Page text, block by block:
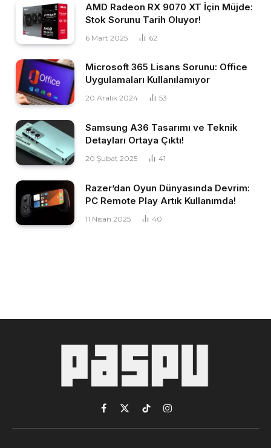
AMD Radeon RX 9070 XT İçin Müjde:
Stok Sorunu Tarih Oluyor!
6 Mart 2025 62
Microsoft 365 Lisans Sorunu: Office
Uygulamaları Kullanılamıyor
20 Aralık 2024 53
Samsung A36 Tasarımı ve Teknik
Detayları Ortaya Çıktı!
20 Şubat 2025 41
Razer’dan Oyun Dünyasında Devrim:
PC Remote Play Artık Kullanımda!
11 Nisan 2025 40
Facebook
X
(Twitter)
TikTokInstagram